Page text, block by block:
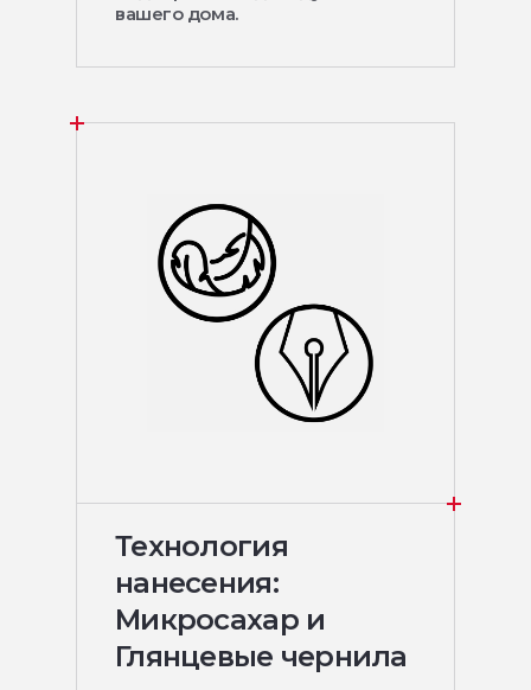
вашего дома.
Технология
нанесения:
Микросахар и
Глянцевые чернила